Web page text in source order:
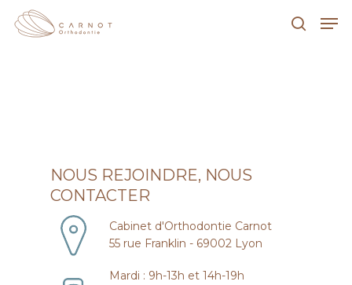
NOUS REJOINDRE, NOUS
CONTACTER
Cabinet d'Orthodontie Carnot
55 rue Franklin - 69002 Lyon
Mardi : 9h-13h et 14h-19h